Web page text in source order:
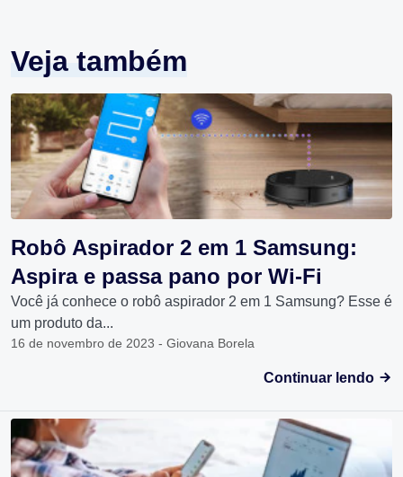
Veja também
Robô Aspirador 2 em 1 Samsung:
Aspira e passa pano por Wi-Fi
Você já conhece o robô aspirador 2 em 1 Samsung? Esse é
um produto da...
16 de novembro de 2023 - Giovana Borela
Continuar lendo